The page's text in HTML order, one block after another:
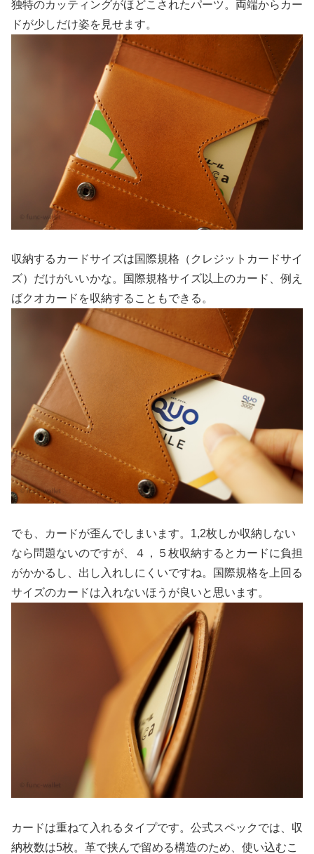
独特のカッティングがほどこされたパーツ。両端からカー
ドが少しだけ姿を見せます。
収納するカードサイズは国際規格（クレジットカードサイ
ズ）だけがいいかな。国際規格サイズ以上のカード、例え
ばクオカードを収納することもできる。
でも、カードが歪んでしまいます。1,2枚しか収納しない
なら問題ないのですが、４，５枚収納するとカードに負担
がかかるし、出し入れしにくいですね。国際規格を上回る
サイズのカードは入れないほうが良いと思います。
カードは重ねて入れるタイプです。公式スペックでは、収
納枚数は5枚。革で挟んで留める構造のため、使い込むこ